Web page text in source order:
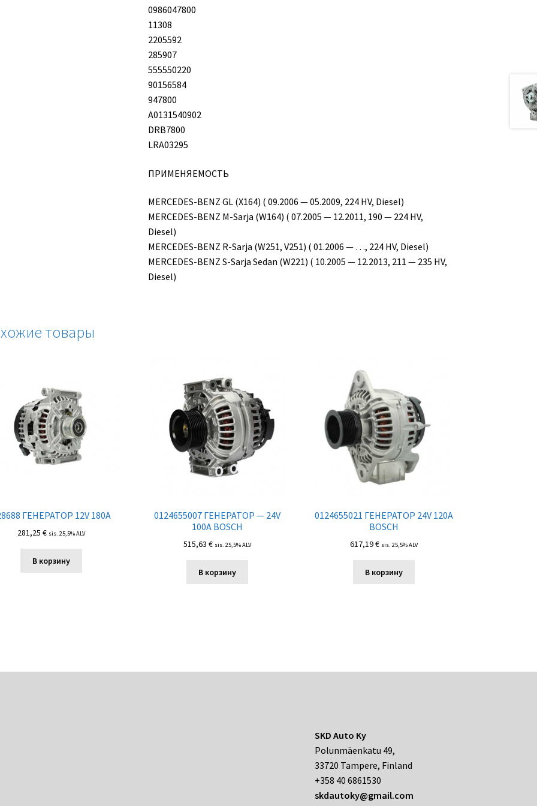
0986047800
11308
2205592
285907
555550220
90156584
947800
A0131540902
DRB7800
LRA03295
ПРИМЕНЯЕМОСТЬ
MERCEDES-BENZ GL (X164) ( 09.2006 — 05.2009, 224 HV, Diesel)
MERCEDES-BENZ M-Sarja (W164) ( 07.2005 — 12.2011, 190 — 224 HV,
Diesel)
MERCEDES-BENZ R-Sarja (W251, V251) ( 01.2006 — …, 224 HV, Diesel)
MERCEDES-BENZ S-Sarja Sedan (W221) ( 10.2005 — 12.2013, 211 — 235 HV,
Diesel)
товары
ГЕНЕРАТОР 12V 180A
281,25 € sis. 25,5% ALV
В корзину
0124655007 ГЕНЕРАТОР — 24V
100A BOSCH
515,63€ sis. 25,5% ALV
В корзину
0124655021 ГЕНЕРАТОР 24V 120A
BOSCH
617,19€ sis. 25,5% ALV
В корзину
SKD Auto Ky
Polunmäenkatu 49,
33720 Tampere, Finland
+358 40 6861530
skdautoky@gmail.com